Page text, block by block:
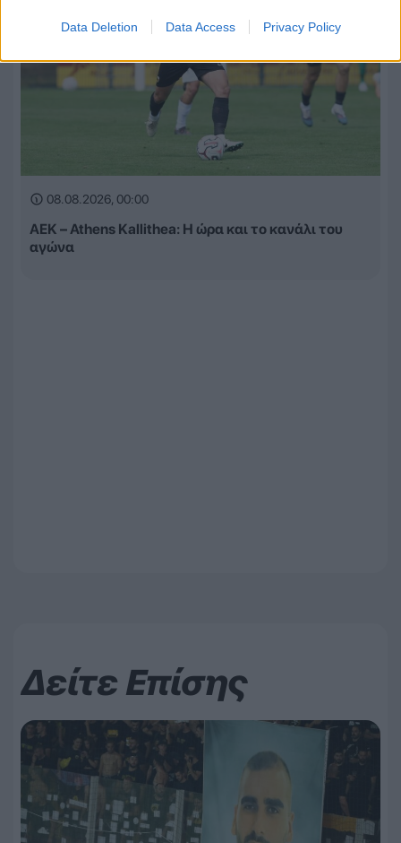
Data Deletion Data Access Privacy Policy
08.08.2026, 00:00
ΑΕΚ – Athens Kallithea: Η ώρα και το κανάλι του
αγώνα
Δείτε Επίσης